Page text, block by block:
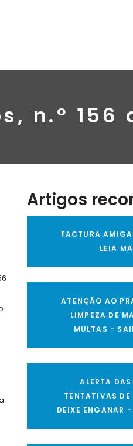
n.º 156
Artigos
FACTURA
LEIA
ATENÇÃO AO
LIMPEZA DE
MULTAS -
ALERTA
TENTATIVAS
DEIXE ENGANAR